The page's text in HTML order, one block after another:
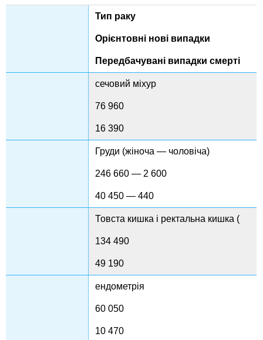
Тип раку
Орієнтовні нові випадки
Передбачувані випадки смерті
сечовий міхур
76 960
16 390
Груди (жіноча — чоловіча)
246 660 — 2 600
40 450 — 440
Товста кишка і ректальна кишка (
134 490
49 190
ендометрія
60 050
10 470